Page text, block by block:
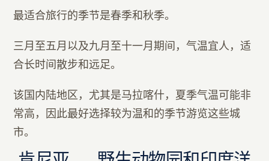
最适合旅行的季节是春季和秋季。
三月至五月以及九月至十一月期间，气温宜人，适
合长时间散步和远足。
该国内陆地区，尤其是马拉喀什，夏季气温可能非
常高，因此最好选择较为温和的季节游览这些城
市。